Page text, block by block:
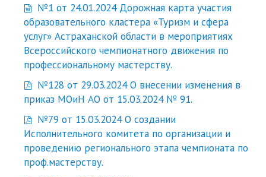
№1 от 24.01.2024 Дорожная карта участия
образовательного кластера «Туризм и сфера
услуг» Астраханской области в мероприятиях
Всероссийского чемпионатного движения по
профессиональному мастерству.
№128 от 29.03.2024 О внесении изменения в
приказ МОиН АО от 15.03.2024 № 91.
№79 от 15.03.2024 О создании
Исполнительного комитета по организации и
проведению регионального этапа чемпионата по
проф.мастерству.